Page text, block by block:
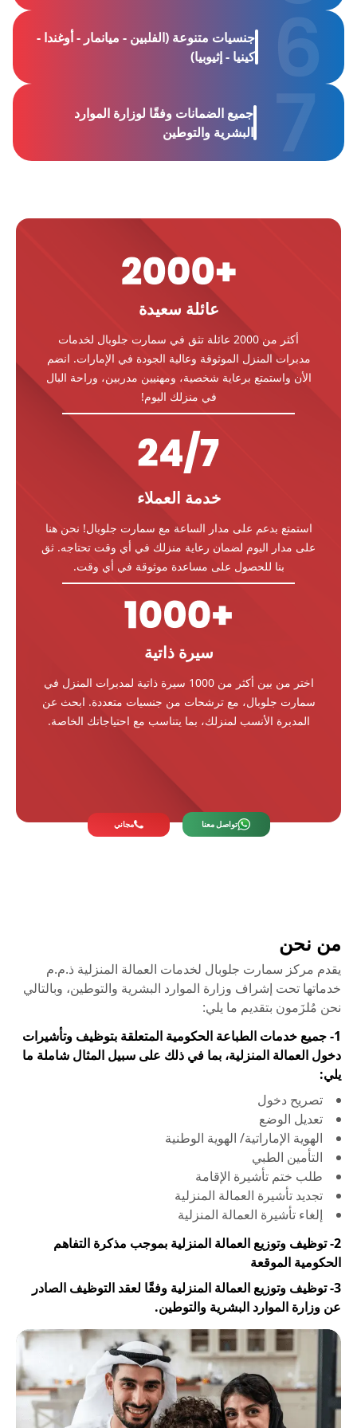
جنسيات متنوعة (الفلبين - ميانمار - أوغندا -
كينيا - إثيوبيا)
جميع الضمانات وفقًا لوزارة الموارد
البشرية والتوطين
عائلة سعيدة
أكثر من 2000 عائلة تثق في سمارت جلوبال لخدمات
مدبرات المنزل الموثوقة وعالية الجودة في الإمارات. انضم
الأن واستمتع برعاية شخصية، ومهنيين مدربين، وراحة البال
في منزلك اليوم!
خدمة العملاء
استمتع بدعم على مدار الساعة مع سمارت جلوبال! نحن هنا
على مدار اليوم لضمان رعاية منزلك في أي وقت تحتاجه. ثق
بنا للحصول على مساعدة موثوقة في أي وقت.
سيرة ذاتية
اختر من بين أكثر من 1000 سيرة ذاتية لمدبرات المنزل في
سمارت جلوبال، مع ترشحات من جنسيات متعددة. ابحث عن
المدبرة الأنسب لمنزلك، بما يتناسب مع احتياجاتك الخاصة.
تواصل معنا مجاني
من نحن
يقدم مركز سمارت جلوبال لخدمات العمالة المنزلية ذ.م.م
خدماتها تحت إشراف وزارة الموارد البشرية والتوطين، وبالتالي
نحن مُلزَمون بتقديم ما يلي:
1- جميع خدمات الطباعة الحكومية المتعلقة بتوظيف وتأشيرات
دخول العمالة المنزلية، بما في ذلك على سبيل المثال شاملة ما
يلي:
تصريح دخول
تعديل الوضع
الهوية الإماراتية/ الهوية الوطنية
التأمين الطبي
طلب ختم تأشيرة الإقامة
تجديد تأشيرة العمالة المنزلية
إلغاء تأشيرة العمالة المنزلية
2- توظيف وتوزيع العمالة المنزلية بموجب مذكرة التفاهم
الحكومية الموقعة
3- توظيف وتوزيع العمالة المنزلية وفقًا لعقد التوظيف الصادر
عن وزارة الموارد البشرية والتوطين.